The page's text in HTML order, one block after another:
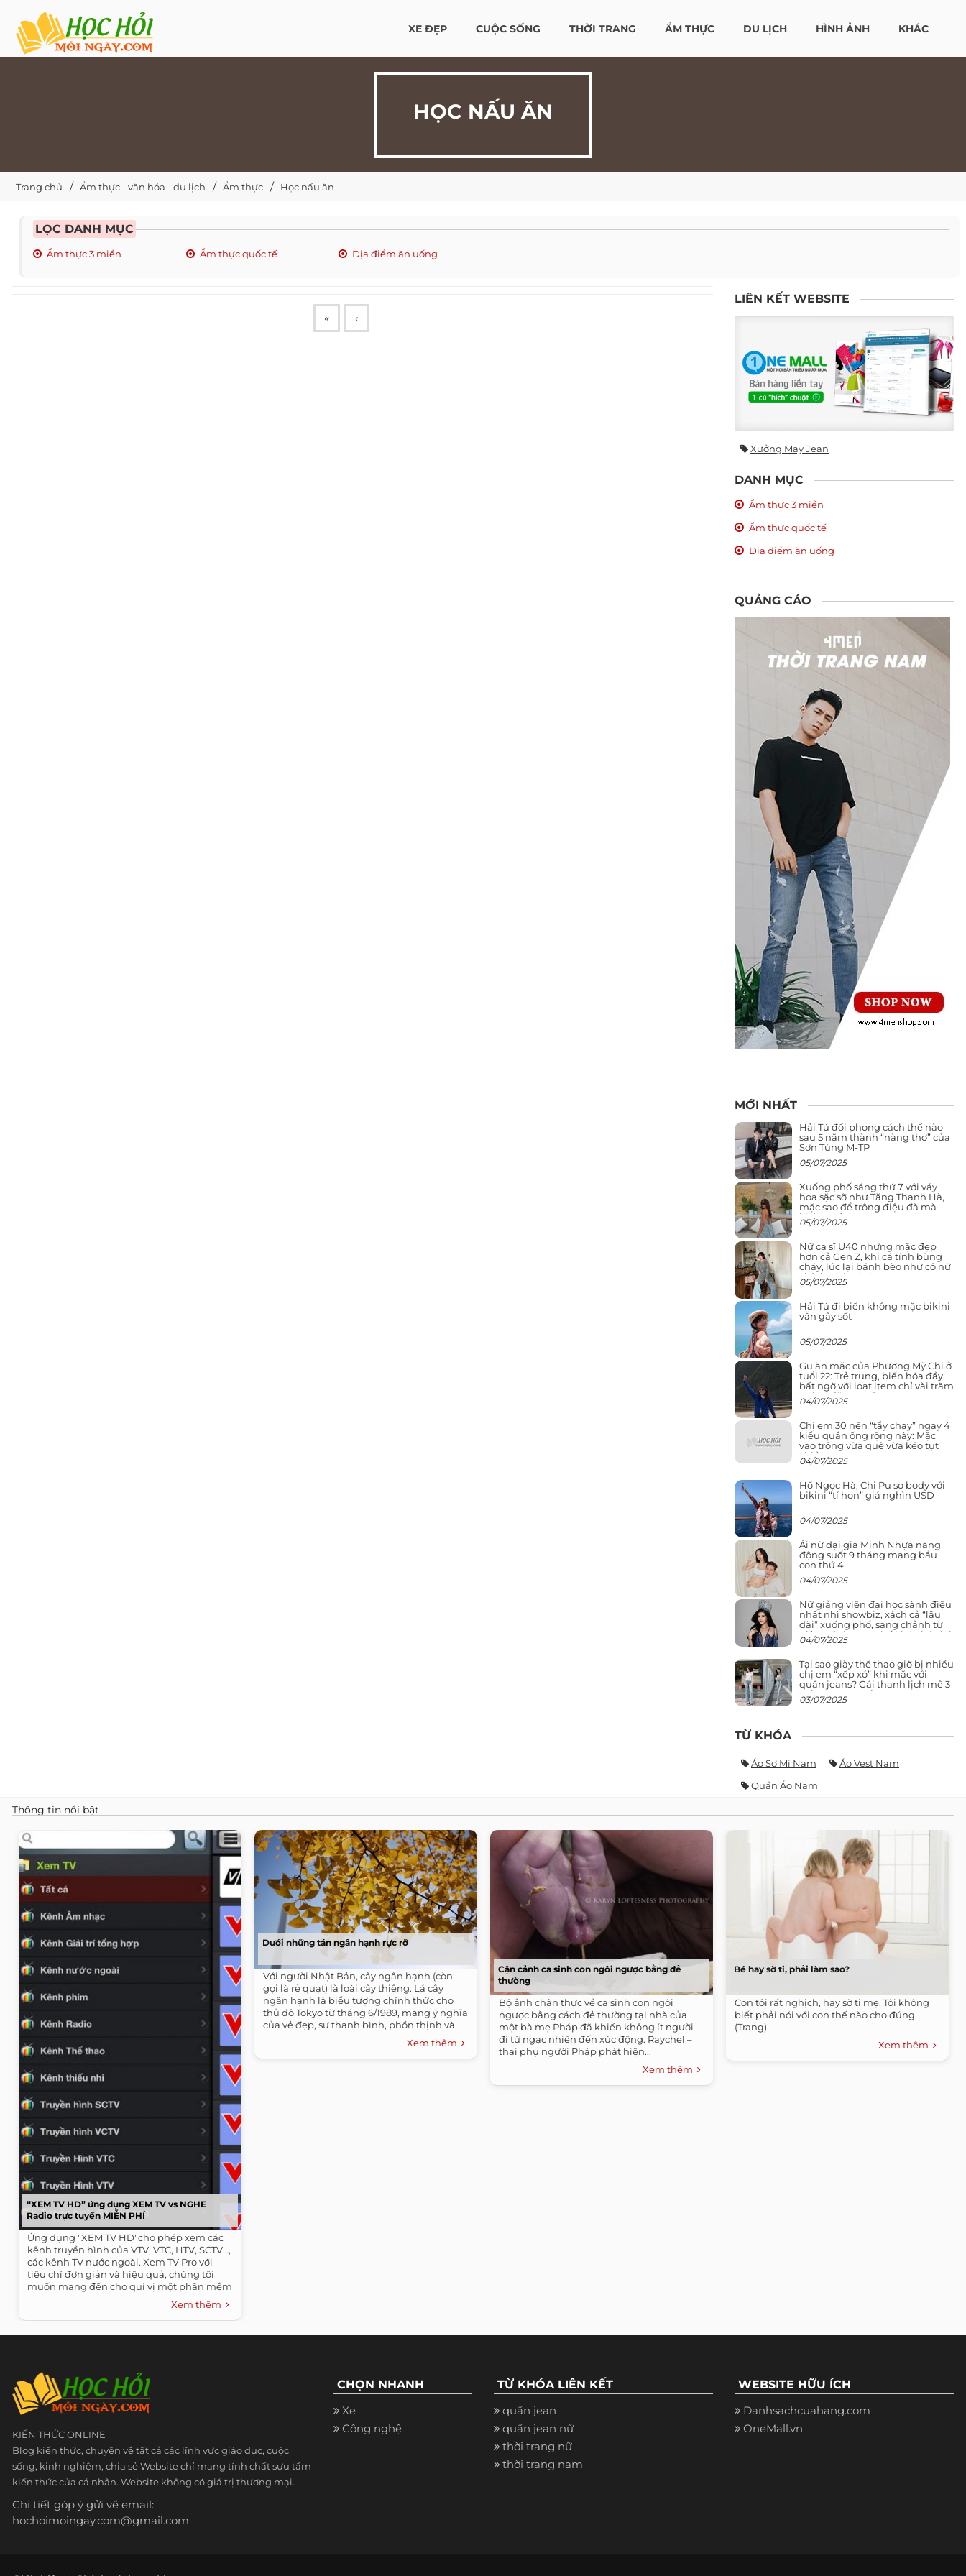
XE ĐẸP CUỘC SỐNG THỜI TRANG ẨM THỰC DU LỊCH HÌNH ẢNH KHÁC
HỌC NẤU ĂN
Trang chủ Ẩm thực - văn hóa - du lịch Ẩm thực Học nấu ăn
LỌC DANH MỤC
Ẩm thực 3 miền Ẩm thực quốc tế Địa điểm ăn uống
« ‹
LIÊN KẾT WEBSITE
Xưởng May Jean
DANH MỤC
Ẩm thực 3 miền
Ẩm thực quốc tế
Địa điểm ăn uống
QUẢNG CÁO
MỚI NHẤT
Hải Tú đổi phong cách thế nào
sau 5 năm thành “nàng thơ” của
Sơn Tùng M-TP
05/07/2025
Xuống phố sáng thứ 7 với váy
hoa sặc sỡ như Tăng Thanh Hà,
mặc sao để trông điệu đà mà
không sến
05/07/2025
Nữ ca sĩ U40 nhưng mặc đẹp
hơn cả Gen Z, khi cá tính bùng
cháy, lúc lại bánh bèo như cô nữ
chính ngôn tình
05/07/2025
Hải Tú đi biển không mặc bikini
vẫn gây sốt
05/07/2025
Gu ăn mặc của Phương Mỹ Chi ở
tuổi 22: Trẻ trung, biến hóa đầy
bất ngờ với loạt item chỉ vài trăm
nghìn đã mua được
04/07/2025
Chị em 30 nên “tẩy chay” ngay 4
kiểu quần ống rộng này: Mặc
vào trông vừa quê vừa kéo tụt
chiều cao
04/07/2025
Hồ Ngọc Hà, Chi Pu so body với
bikini “tí hon” giá nghìn USD
04/07/2025
Ái nữ đại gia Minh Nhựa năng
động suốt 9 tháng mang bầu
con thứ 4
04/07/2025
Nữ giảng viên đại học sành điệu
nhất nhì showbiz, xách cả “lâu
đài” xuống phố, sang chảnh từ
giảng đường ra phố khó ai đọ lại
04/07/2025
Tại sao giày thể thao giờ bị nhiều
chị em “xếp xó” khi mặc với
quần jeans? Gái thanh lịch mê 3
kiểu này hơn hẳn
03/07/2025
TỪ KHÓA
Áo Sơ Mi Nam
Áo Vest Nam
Quần Áo Nam
Thông tin nổi bật
“XEM TV HD” ứng dụng XEM TV vs NGHE
Radio trực tuyến MIỄN PHÍ
Ứng dụng "XEM TV HD"cho phép xem các
kênh truyền hình của VTV, VTC, HTV, SCTV…,
các kênh TV nước ngoài. Xem TV Pro với
tiêu chí đơn giản và hiệu quả, chúng tôi
muốn mang đến cho quí vị một phần mềm
Xem thêm
Dưới những tán ngân hạnh rực rỡ
Với người Nhật Bản, cây ngân hạnh (còn
gọi là rẻ quạt) là loài cây thiêng. Lá cây
ngân hạnh là biểu tượng chính thức cho
thủ đô Tokyo từ tháng 6/1989, mang ý nghĩa
của vẻ đẹp, sự thanh bình, phồn thịnh và
Xem thêm
Cận cảnh ca sinh con ngôi ngược bằng đẻ
thường
Bộ ảnh chân thực về ca sinh con ngôi
ngược bằng cách đẻ thường tại nhà của
một bà mẹ Pháp đã khiến không ít người
đi từ ngạc nhiên đến xúc động. Raychel –
thai phụ người Pháp phát hiện...
Xem thêm
Bé hay sờ ti, phải làm sao?
Con tôi rất nghịch, hay sờ ti mẹ. Tôi không
biết phải nói với con thế nào cho đúng.
(Trang).
Xem thêm
KIẾN THỨC ONLINE
Blog kiến thức, chuyên về tất cả các lĩnh vực giáo dục, cuộc
sống, kinh nghiệm, chia sẻ Website chỉ mang tính chất sưu tầm
kiến thức của cá nhân. Website không có giá trị thương mại.
Chi tiết góp ý gửi về email:
hochoimoingay.com@gmail.com
CHỌN NHANH
Xe
Công nghệ
TỪ KHÓA LIÊN KẾT
quần jean
quần jean nữ
thời trang nữ
thời trang nam
WEBSITE HỮU ÍCH
Danhsachcuahang.com
OneMall.vn